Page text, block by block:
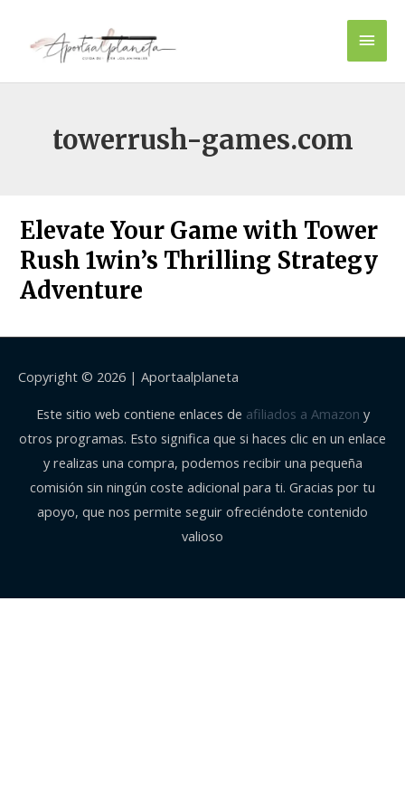
contenido
towerrush-games.com
Elevate Your Game with Tower
Rush 1win’s Thrilling Strategy
Adventure
Copyright © 2026 | Aportaalplaneta
Este sitio web contiene enlaces de afiliados a Amazon y
otros programas. Esto significa que si haces clic en un enlace
y realizas una compra, podemos recibir una pequeña
comisión sin ningún coste adicional para ti. Gracias por tu
apoyo, que nos permite seguir ofreciéndote contenido
valioso